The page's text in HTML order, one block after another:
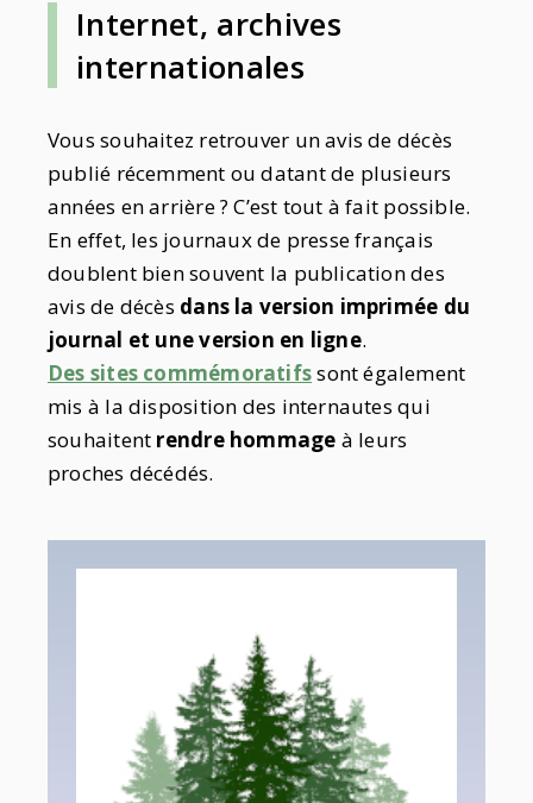
Internet, archives
internationales
Vous souhaitez retrouver un avis de décès
publié récemment ou datant de plusieurs
années en arrière ? C’est tout à fait possible.
En effet, les journaux de presse français
doublent bien souvent la publication des
avis de décès dans la version imprimée du
journal et une version en ligne.
Des sites commémoratifssont également
mis à la disposition des internautes qui
souhaitent rendre hommage à leurs
proches décédés.